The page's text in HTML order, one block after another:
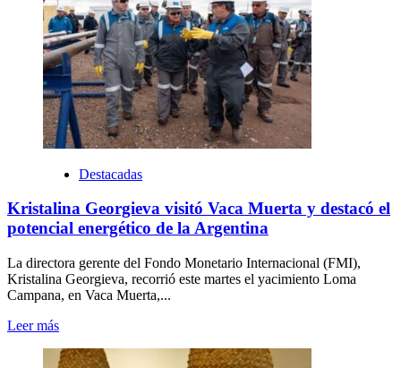
Destacadas
Kristalina Georgieva visitó Vaca Muerta y destacó el
potencial energético de la Argentina
La directora gerente del Fondo Monetario Internacional (FMI),
Kristalina Georgieva, recorrió este martes el yacimiento Loma
Campana, en Vaca Muerta,...
Leer más